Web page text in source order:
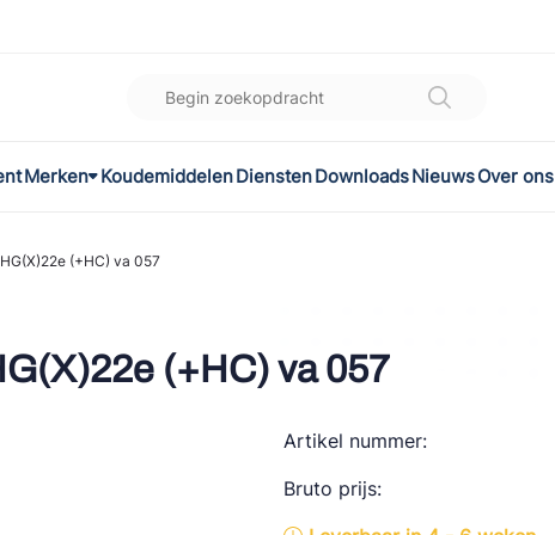
Merken
KoudemiddelenDienstenDownloadsNieuwsOver ons
(+HC) va 057
(+HC) va 057
Artikel nummer:
Bruto prijs: